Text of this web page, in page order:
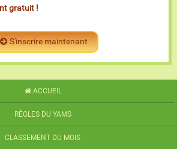
gratuit !
S'inscrire maintenant
ACCUEIL
RÈGLES DU YAMS
CLASSEMENT DU MOIS